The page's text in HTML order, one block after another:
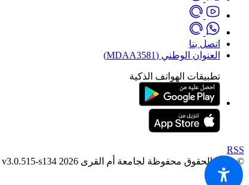
اتصل بنا
العنوان الوطني (MDAA3581)
تطبيقات الهواتف الذكية
RSS
© جميع الحقوق محفوظة لجامعة أم القرى 2026 v3.0.515-s134